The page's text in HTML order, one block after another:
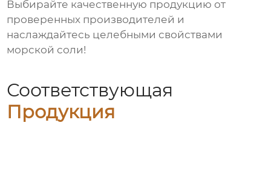
Выбирайте качественную продукцию от
проверенных производителей и
наслаждайтесь целебными свойствами
морской соли!
Соответствующая
Продукция